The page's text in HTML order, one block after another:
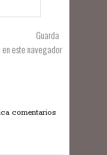
Guarda
este navegador
comentarios